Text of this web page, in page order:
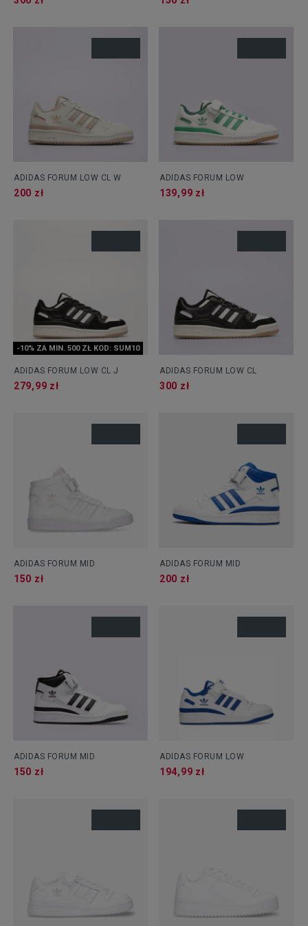
ADIDAS FORUM LOW CL W
200 zł
ADIDAS FORUM LOW
139,99 zł
-10% ZA MIN. 500 ZŁ KOD: SUM10
ADIDAS FORUM LOW CL J
279,99 zł
ADIDAS FORUM LOW CL
300 zł
ADIDAS FORUM MID
150 zł
ADIDAS FORUM MID
200 zł
ADIDAS FORUM MID
150 zł
ADIDAS FORUM LOW
194,99 zł